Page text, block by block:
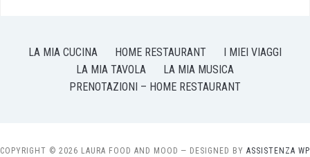
LA MIA CUCINA HOME RESTAURANT
I MIEI VIAGGI
LA MIA TAVOLA
LA MIA MUSICA
PRENOTAZIONI – HOME RESTAURANT
COPYRIGHT © 2026 LAURA FOOD AND MOOD — DESIGNED BY ASSISTENZA WP